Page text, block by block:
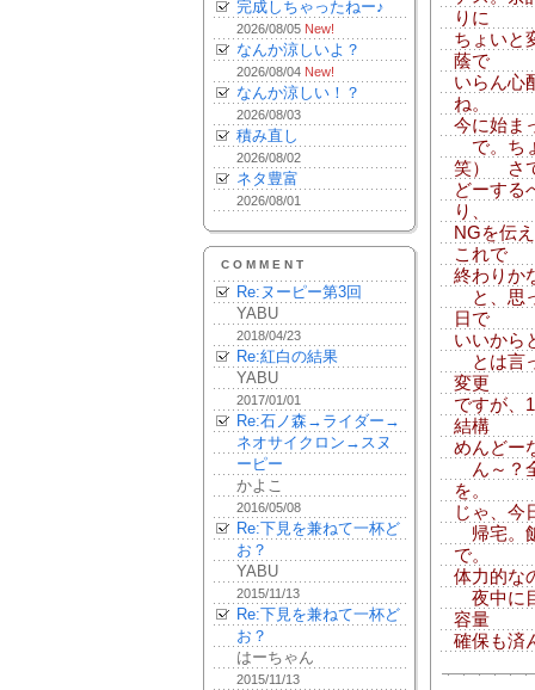
完成しちゃったねー♪
2026/08/05 New!
なんか涼しいよ？
2026/08/04 New!
なんか涼しい！？
2026/08/03
積み直し
2026/08/02
ネタ豊富
2026/08/01
COMMENT
Re:ヌーピー第3回
YABU
2018/04/23
Re:紅白の結果
YABU
2017/01/01
Re:石ノ森→ライダー→
ネオサイクロン→スヌ
ーピー
かよこ
2016/05/08
Re:下見を兼ねて一杯ど
お？
YABU
2015/11/13
Re:下見を兼ねて一杯ど
お？
はーちゃん
2015/11/13
りに
ちょいと
蔭で
いらん心
ね。
今に始ま
で。ち
笑） さ
どーする
り、
NGを伝
これで
終わりか
と、思
日で
いいから
とは言
変更
ですが、
結構
めんどー
ん～？
を。
じゃ、今
帰宅。
で。
体力的な
夜中に
容量
確保も済